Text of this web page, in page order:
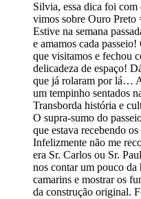
Silvia, essa dica foi com
vimos sobre Ouro Preto
Estive na semana
e amamos cada
que visitamos e fechou
delicadeza de espaço!
que já rolaram por lá…
um tempinho sentados
Transborda história e
O supra-sumo do
que estava recebendo
Infelizmente não me
era Sr. Carlos ou Sr.
nos contar um pouco
camarins e mostrar os
da construção original.